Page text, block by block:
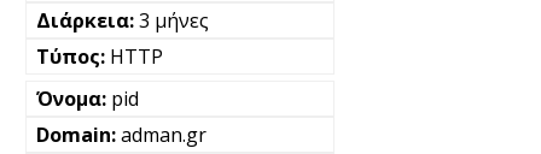
3 μήνες
HTTP
pid
adman.gr